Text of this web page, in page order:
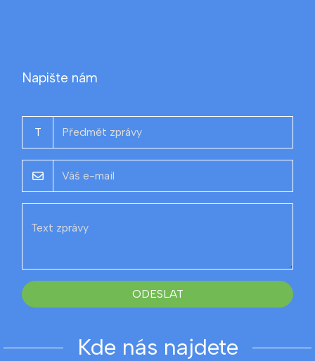
Napište nám
T
ODESLAT
Kde nás najdete